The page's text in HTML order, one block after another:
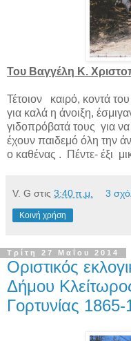
Του Βαγγέλη Κ.
Τέτοιον
καιρό, κοντά
για καλά η άνοιξη,
γιδοπρόβατά τους για
έχουν παιδεμό όλη την
ο καθένας .
Πέντε- έξι
V. G στις 3:40 π.μ. 3
Κοινή χρήση
Τρίτη 27 Μαΐου 2014
Οριστικός
Δήμου
Γορτυνίας